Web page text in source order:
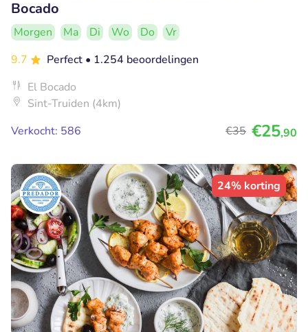
Bocado
Morgen Ma Di Wo Do
Vr
9.7
Perfect • 1.254 beoordelingen
El Bocado
Sint-Truiden (4km)
Verkocht: 586
€35 €25,90
24% korting